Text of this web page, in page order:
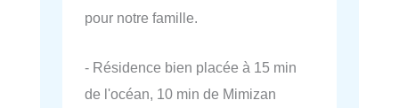
pour notre famille.
- Résidence bien placée à 15 min
de l'océan, 10 min de Mimizan